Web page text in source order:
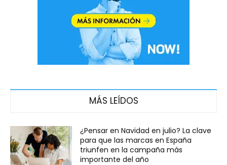
MÁS LEÍDOS
¿Pensar en Navidad en julio? La clave
para que las marcas en España
triunfen en la campaña más
importante del año